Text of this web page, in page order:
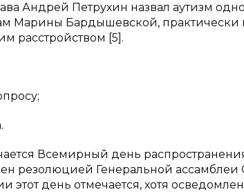
Андрей Петрухин назвал аутизм
Марины Бардышевской, практически
расстройством [5].
Всемирный день
резолюцией Генеральной
день отмечается, хотя